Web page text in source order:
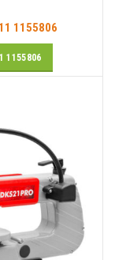
1155806
1155806